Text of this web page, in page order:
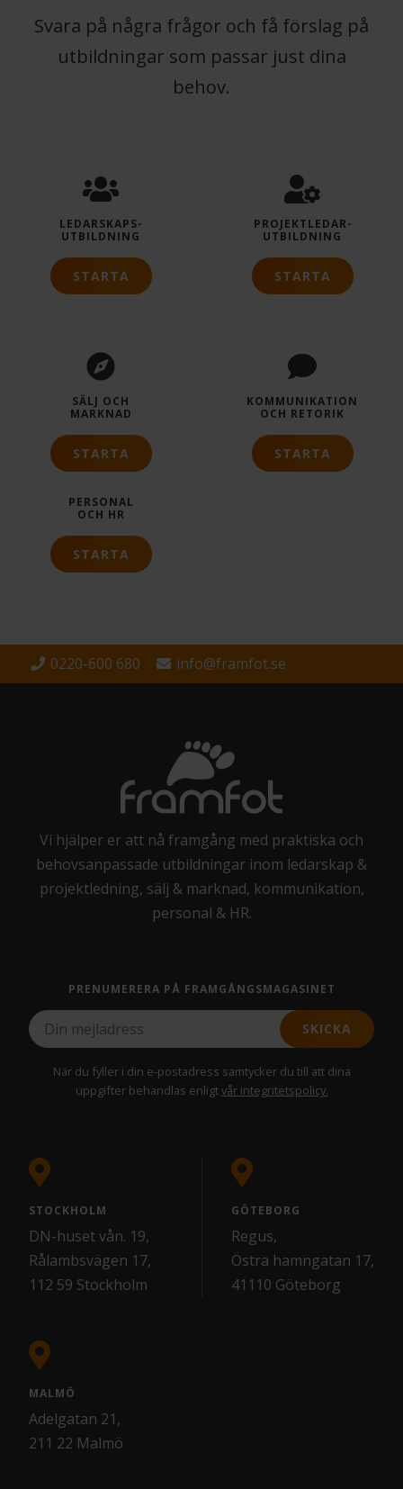
Svara på några frågor och få förslag på
utbildningar som passar just dina
behov.
LEDARSKAPS­
UTBILDNING
STARTA
PROJEKTLEDAR­
UTBILDNING
STARTA
SÄLJ OCH
MARKNAD
STARTA
KOMMUNIKATION
OCH RETORIK
STARTA
PERSONAL
OCH HR
STARTA
0220-600 680 info@framfot.se
Vi hjälper er att nå framgång med praktiska och
behovsanpassade utbildningar inom ledarskap &
projektledning, sälj & marknad, kommunikation,
personal & HR.
PRENUMERERA PÅ FRAMGÅNGSMAGASINET
SKICKA
När du fyller i din e-postadress samtycker du till att dina
uppgifter behandlas enligtvår integritetspolicy.
STOCKHOLM
DN-huset vån. 19,
Rålambsvägen 17,
112 59 Stockholm
GÖTEBORG
Regus,
Östra hamngatan 17,
41110 Göteborg
MALMÖ
Adelgatan 21,
211 22 Malmö